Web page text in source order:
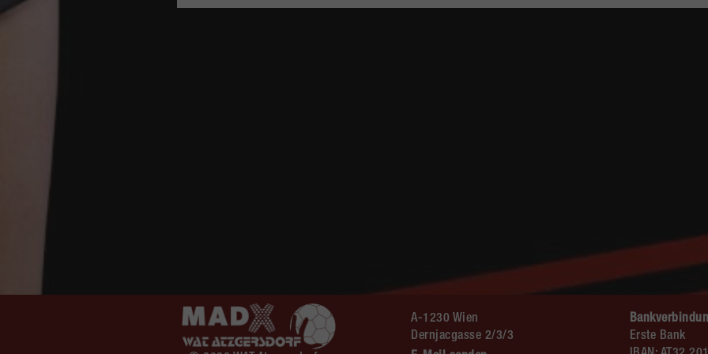
A-1230 Wien
Dernjacgasse 2/3/3
Erste Bank